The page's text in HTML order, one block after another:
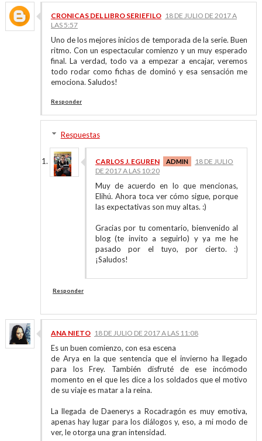
CRONICAS DEL LIBRO SERIEFILO 18 DE JULIO DE 2017 A
LAS 5:57
Uno de los mejores inicios de temporada de la serie. Buen
ritmo. Con un espectacular comienzo y un muy esperado
final. La verdad, todo va a empezar a encajar, veremos
todo rodar como fichas de dominó y esa sensación me
emociona. Saludos!
Responder
Respuestas
CARLOS J. EGUREN
18 DE JULIO
DE 2017 A LAS 10:20
Muy de acuerdo en lo que mencionas,
Elihú. Ahora toca ver cómo sigue, porque
las expectativas son muy altas. :)
Gracias por tu comentario, bienvenido al
blog (te invito a seguirlo) y ya me he
pasado por el tuyo, por cierto. :)
¡Saludos!
Responder
ANA NIETO 18 DE JULIO DE 2017 A LAS 11:08
Es un buen comienzo, con esa escena
de Arya en la que sentencia que el invierno ha llegado
para los Frey. También disfruté de ese incómodo
momento en el que les dice a los soldados que el motivo
de su viaje es matar a la reina.
La llegada de Daenerys a Rocadragón es muy emotiva,
apenas hay lugar para los diálogos y, eso, a mi modo de
ver, le otorga una gran intensidad.